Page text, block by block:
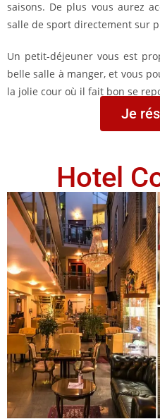
saisons. De plus vous aurez
salle de sport directement sur
Un petit-déjeuner vous est
belle salle à manger, et vous
la jolie cour où il fait bon se
Je
Hotel